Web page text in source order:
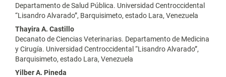
Departamento de Salud Pública. Universidad Centroccidental
“Lisandro Alvarado”, Barquisimeto, estado Lara, Venezuela
Thayira A. Castillo
Decanato de Ciencias Veterinarias. Departamento de Medicina
y Cirugía. Universidad Centroccidental “Lisandro Alvarado”,
Barquisimeto, estado Lara, Venezuela
Yilber A. Pineda